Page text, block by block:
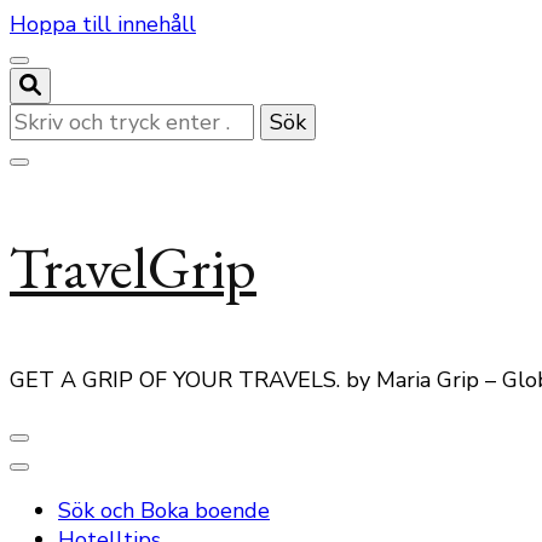
Hoppa till innehåll
Letar
du
efter
TravelGrip
GET A GRIP OF YOUR TRAVELS. by Maria Grip –
Sök och Boka boende